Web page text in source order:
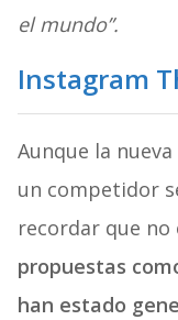
el mundo”.
Instagram
Aunque la
un competidor
recordar que no
propuestas
han estado